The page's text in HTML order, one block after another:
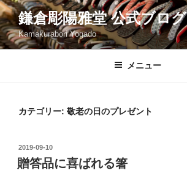
コ
ン
テ
ン
鎌倉彫陽雅堂 公式ブログ
Kamakurabori Yogado
メニュー
カテゴリー: 敬老の日のプレゼント
投
稿
日:
2019-09-10
贈答品に喜ばれる箸